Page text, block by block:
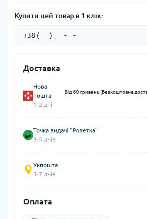
Купити цей товар в 1 клік:
Доставка
Нова
пошта
1-2 дні
Від 60 гривень (Безкоштовна
Точка видачі "Розетка"
3-5 днів
Укпошта
3-7 днів
Оплата